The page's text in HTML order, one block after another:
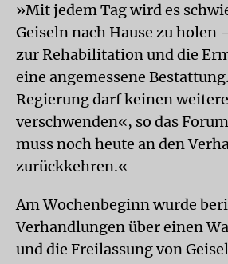
»Mit jedem Tag wird es
Geiseln nach Hause zu holen
zur Rehabilitation und die
eine angemessene
Regierung darf keinen
verschwenden«, so das
muss noch heute an den
zurückkehren.«
Am Wochenbeginn wurde
Verhandlungen über einen
und die Freilassung von